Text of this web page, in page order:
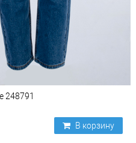
248791
В корзину